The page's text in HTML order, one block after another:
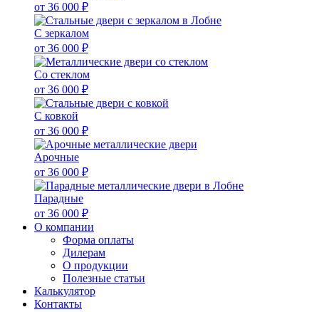
от 36 000 ₽
С зеркалом
от 36 000 ₽
Со стеклом
от 36 000 ₽
С ковкой
от 36 000 ₽
Арочные
от 36 000 ₽
Парадные
от 36 000 ₽
О компании
Форма оплаты
Дилерам
О продукции
Полезные статьи
Калькулятор
Контакты